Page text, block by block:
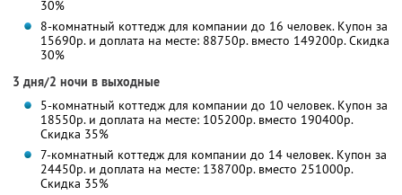
30%
8-комнатный коттедж для компании до 16 человек. Купон за
15690р. и доплата на месте: 88750р. вместо 149200р. Скидка
30%
3 дня/2 ночи в выходные
5-комнатный коттедж для компании до 10 человек. Купон за
18550р. и доплата на месте: 105200р. вместо 190400р.
Скидка 35%
7-комнатный коттедж для компании до 14 человек. Купон за
24450р. и доплата на месте: 138700р. вместо 251000р.
Скидка 35%